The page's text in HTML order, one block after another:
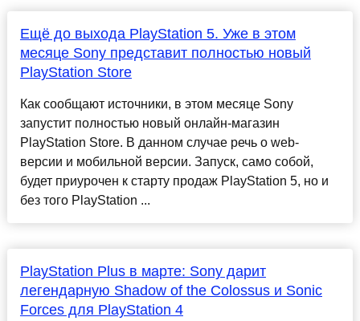
Ещё до выхода PlayStation 5. Уже в этом
месяце Sony представит полностью новый
PlayStation Store
Как сообщают источники, в этом месяце Sony
запустит полностью новый онлайн-магазин
PlayStation Store. В данном случае речь о web-
версии и мобильной версии. Запуск, само собой,
будет приурочен к старту продаж PlayStation 5, но и
без того PlayStation ...
PlayStation Plus в марте: Sony дарит
легендарную Shadow of the Colossus и Sonic
Forces для PlayStation 4